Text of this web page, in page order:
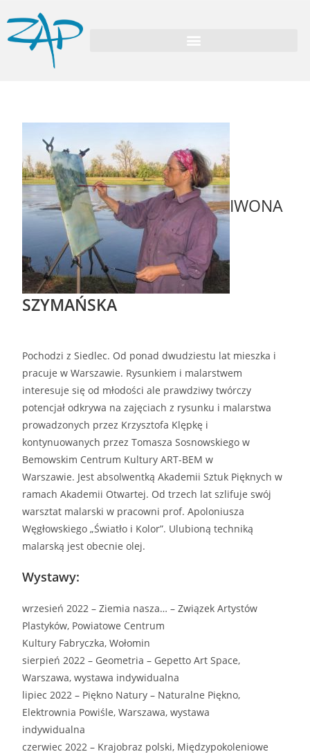
IWONA
SZYMAŃSKA
Pochodzi z Siedlec. Od ponad dwudziestu lat mieszka i
pracuje w Warszawie. Rysunkiem i malarstwem
interesuje się od młodości ale prawdziwy twórczy
potencjał odkrywa nazajęciach z rysunku i malarstwa
prowadzonych przez Krzysztofa Klępkę i
kontynuowanych przez Tomasza Sosnowskiego w
Bemowskim Centrum Kultury ART-BEM w
Warszawie. Jest absolwentką Akademii Sztuk Pięknych w
ramach Akademii Otwartej. Od trzech latszlifuje swój
warsztat malarski w pracowni prof. Apoloniusza
Węgłowskiego „Światło i Kolor”. Ulubioną techniką
malarską jest obecnie olej.
Wystawy:
wrzesień 2022 – Ziemia nasza… – Związek Artystów
Plastyków, Powiatowe Centrum
Kultury Fabryczka, Wołomin
sierpień 2022 – Geometria – Gepetto Art Space,
Warszawa, wystawa indywidualna
lipiec 2022 – Piękno Natury – Naturalne Piękno,
Elektrownia Powiśle, Warszawa, wystawa
indywidualna
czerwiec 2022 – Krajobraz polski, Międzypokoleniowe